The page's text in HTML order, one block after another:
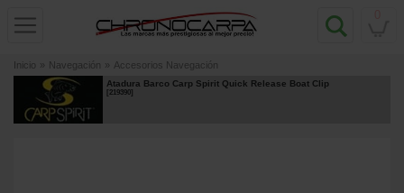
Inicio » Navegación » Accesorios Navegación
Atadura Barco Carp Spirit Quick Release Boat Clip
[219390]